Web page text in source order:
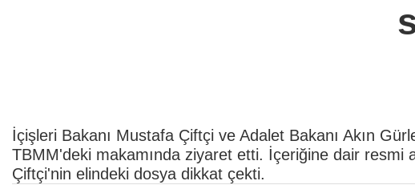
İçişleri Bakanı Mustafa Çiftçi ve Adalet Bakanı Akın
TBMM'deki makamında ziyaret etti. İçeriğine dair resmi
Çiftçi'nin elindeki dosya dikkat çekti.